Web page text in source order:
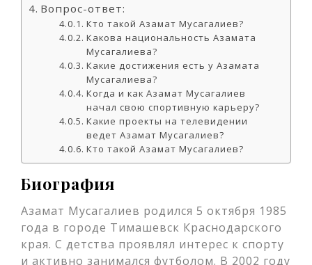
Вопрос-ответ:
Кто такой Азамат Мусагалиев?
Какова национальность Азамата
Мусагалиева?
Какие достижения есть у Азамата
Мусагалиева?
Когда и как Азамат Мусагалиев
начал свою спортивную карьеру?
Какие проекты на телевидении
ведет Азамат Мусагалиев?
Кто такой Азамат Мусагалиев?
Биография
Азамат Мусагалиев родился 5 октября 1985
года в городе Тимашевск Краснодарского
края. С детства проявлял интерес к спорту
и активно занимался футболом. В 2002 году